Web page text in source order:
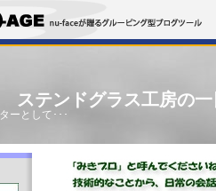
ステンドグラス工房の一
ーとして･･･